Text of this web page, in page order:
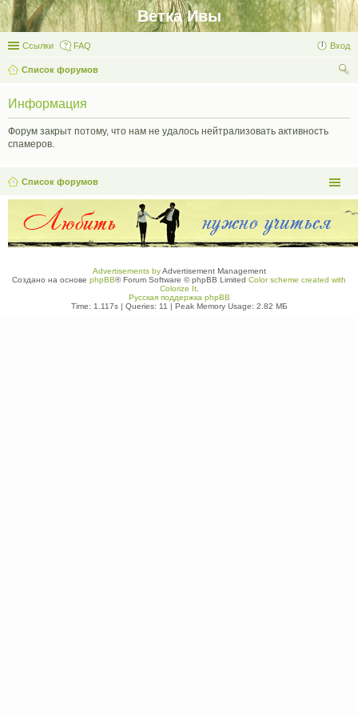
Ветка Ивы
Ссылки FAQ Вход
Список форумов
Информация
Форум закрыт потому, что нам не удалось нейтрализовать активность
спамеров.
Список форумов
Advertisements byAdvertisement Management
Создано на основе phpBB® Forum Software © phpBB Limited Color scheme created with
Colorize It.
Русская поддержка phpBB
Time: 1.117s| Queries: 11 | Peak Memory Usage: 2.82 МБ